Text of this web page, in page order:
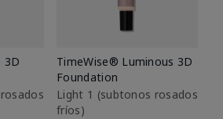
3D
TimeWise® Luminous 3D
Foundation
Light 1​ (subtonos rosados
fríos)